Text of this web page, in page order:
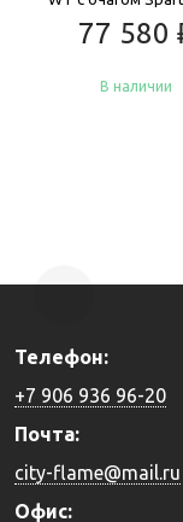
77 580
В наличии
Телефон:
+7 906 936 96-20
Почта:
city-flame@mail.ru
Офис: